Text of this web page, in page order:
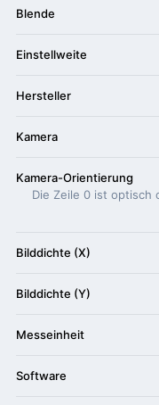
Blende
Einstellweite
Hersteller
Kamera
Kamera-Orientierung
Die Zeile 0 ist optisch
Bilddichte (X)
Bilddichte (Y)
Messeinheit
Software